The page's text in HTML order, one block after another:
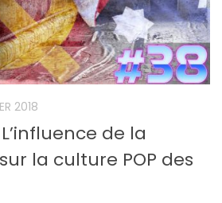
2018
de la
la culture POP des